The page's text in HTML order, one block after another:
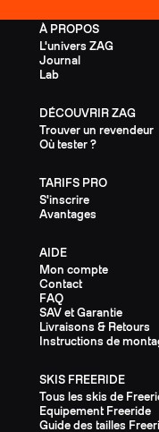
À PROPOS
L'univers ZAG
Journal
Lab
DÉCOUVRIR ZAG
Trouver un revendeur
Où tester ?
TARIFS PRO
S'inscrire
Avantages
AIDE
Mon compte
Contact
FAQ
SAV et Garantie
Livraisons & Retours
Instructions de
SKIS FREERIDE
Tous les skis de
Equipement Freeride
Guide des tailles